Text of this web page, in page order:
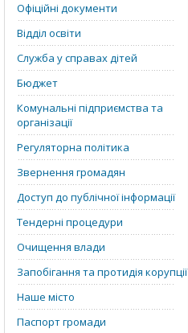
Офіційні документи
Відділ освіти
Служба у справах дітей
Бюджет
Комунальні підприємства та
організації
Регуляторна політика
Звернення громадян
Доступ до публічної інформації
Тендерні процедури
Очищення влади
Запобігання та протидія корупції
Наше місто
Паспорт громади